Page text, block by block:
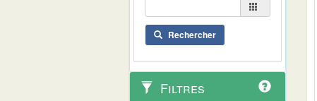
Rechercher
Filtres